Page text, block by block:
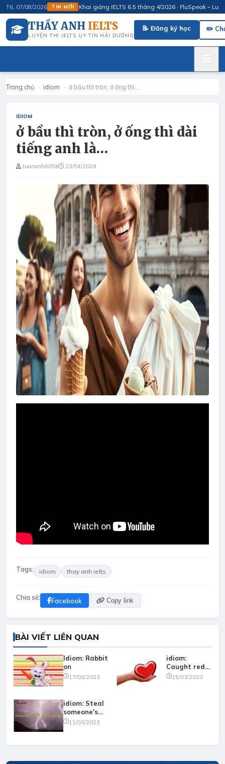
T6, 07/08/2026 TIN MỚIKhai giảng IELTS 6.5 tháng 4/2026 · FluSpeak – Luyện
THẦY ANH IELTS
LUYỆN THI IELTS UY TÍN HẢI DƯƠNG
📝 Đăng ký học ✏️
Trang chủ › idiom › ở bầu thì tròn, ở ống thì…
IDIOM
ở bầu thì tròn, ở ống thì dài
tiếng anh là…
tuananh605b 23/04/2024
Tags: idiom thay anh ielts
Chia sẻ: Facebook Copy link
BÀI VIẾT LIÊN QUAN
Idiom: Rabbit
on
17/03/2023
idiom:
Caught red-
handed
15/03/2023
idiom: Steal
someone's
thunder
11/03/2023